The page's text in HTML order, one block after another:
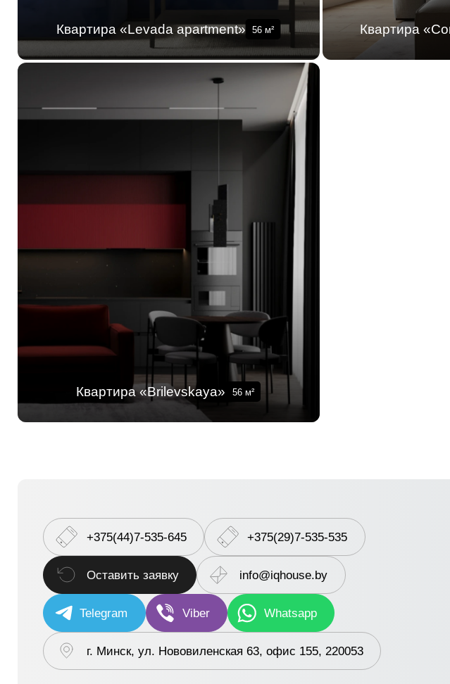
Квартира «Levada apartment» 56 м² Квартира
Квартира «Brilevskaya» 56м²
+375(44)7-535-645 +375(29)7-535-535
Оставить заявку info@iqhouse.by
Telegram Viber Whatsapp
г. Минск, ул. Нововиленская 63, офис 155, 220053